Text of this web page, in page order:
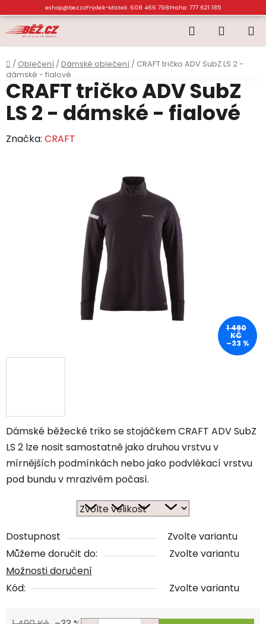
na
obsah
eshop@bez.czFrýdek-Místek: 608 466 798Praha: 777 621 185
Hledat
KOŠÍK
Domů
/ Oblečení / Dámské oblečení / CRAFT tričko ADV SubZ LS 2 -
dámské - fialové
Dámské běžecké triko se stojáčkem CRAFT ADV SubZ
LS 2 lze nosit samostatně jako druhou vrstvu v
mírnějších podmínkách nebo jako podvlékací vrstvu
pod bundu v mrazivém počasí.
Dostupnost
Zvolte variantu
Můžeme doručit do:
Zvolte variantu
Možnosti doručení
Kód:
Zvolte variantu
CRAFT tričko ADV SubZ
LS 2 - dámské - fialové
Značka: CRAFT
1 490
KČ
–33 %